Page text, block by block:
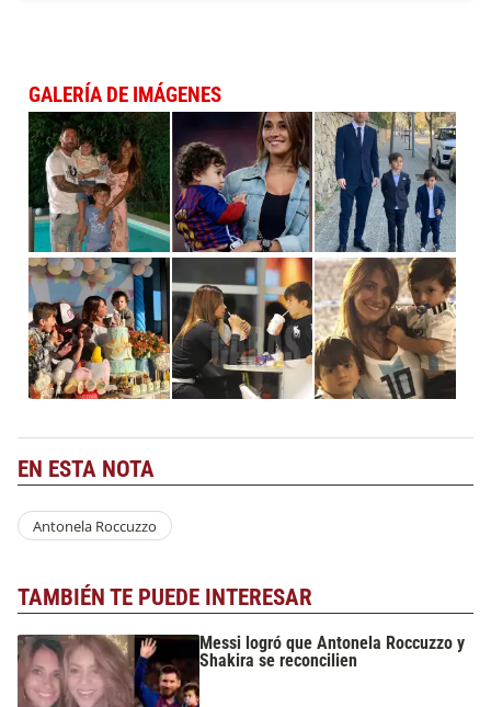
GALERÍA DE IMÁGENES
EN ESTA NOTA
Antonela Roccuzzo
TAMBIÉN TE PUEDE INTERESAR
Messi logró que Antonela Roccuzzo y
Shakira se reconcilien